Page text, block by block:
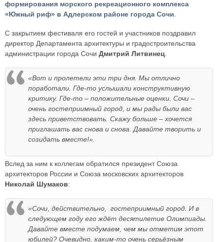
формирования морского рекреационного комплекса
«Южный риф» в Адлерском районе города Сочи
С закрытием фестиваля его гостей и участников поздравил
директор Департамента архитектуры и градостроительства
администрации города Сочи Дмитрий Литвинец
«Вот и пролетели эти три дня. Мы отлично
поработали. Где-то услышали конструктивную
критику. Где-то – положительные оценки. Сочи –
очень гостеприимный город, и мы рады были вас
здесь приветствовать. Скажу больше – хочется
приглашать вас снова и снова. Давайте творить и
созидать вместе!».
Вслед за ним к коллегам обратился президент Союза
архитекторов России и Союза московских архитекторов
Николай Шумаков:
«Сочи, действительно, гостеприимный город. И в
следующем году его ждёт десятилетие Олимпиады.
Давайте вместе подумаем, чем мы отметим этот
юбилей? Очевидно, каким-то очень серьёзным